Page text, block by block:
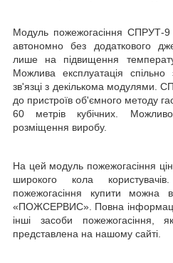
Модуль пожежогасіння СПРУТ-
автономно без додаткового
лише на підвищення
Можлива експлуатація
зв'язці з декількома модулями.
до пристроїв об'ємного методу
60 метрів кубічних.
розміщення виробу.
На цей модуль пожежогасіння
широкого кола
пожежогасіння купити можна
«ПОЖСЕРВИС». Повна
інші засоби пожежогасіння,
представлена на нашому сайті.